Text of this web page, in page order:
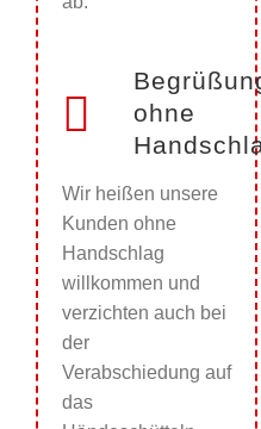
ohne
Wir heißen unsere
Kunden ohne
Handschlag
willkommen und
verzichten auch bei
der
Verabschiedung auf
das